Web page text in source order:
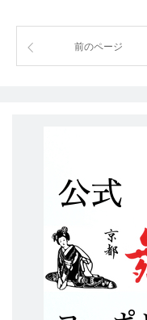
前のページ